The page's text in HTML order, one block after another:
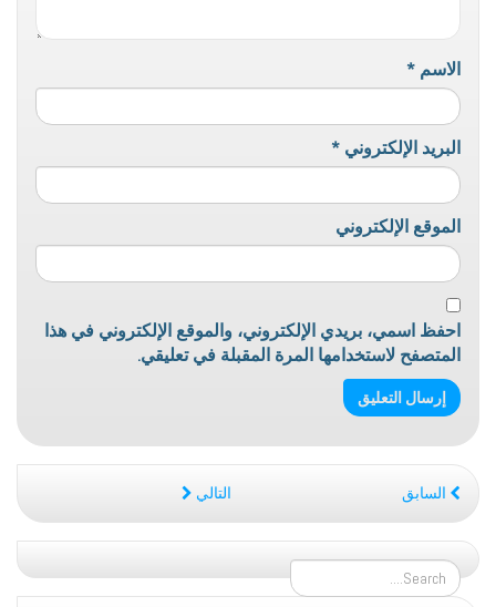
الاسم *
البريد الإلكتروني *
الموقع الإلكتروني
احفظ اسمي، بريدي الإلكتروني، والموقع الإلكتروني في هذا
المتصفح لاستخدامها المرة المقبلة في تعليقي.
السابق التالي